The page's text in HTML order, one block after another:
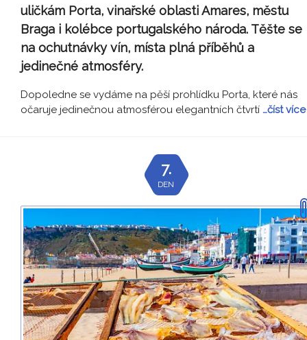
uličkám Porta, vinařské oblasti Amares, městu
Braga i kolébce portugalského národa. Těšte se
na ochutnávky vín, místa plná příběhů a
jedinečné atmosféry.
Dopoledne se vydáme na pěší prohlídku Porta, které nás
očaruje jedinečnou atmosférou elegantních čtvrtí …číst více
7.
DEN